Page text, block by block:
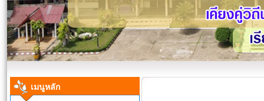
เมนูหลัก